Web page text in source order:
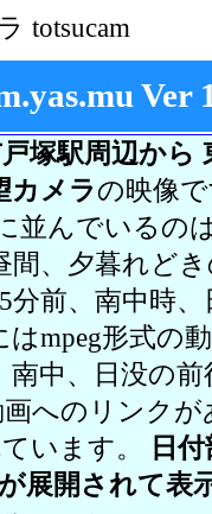
totsucam
Ver
塚駅周辺から
カメラの映像
並んでいるの
間、夕暮れど
前、南中時
mpeg形式の
中、日没の
へのリンク
います。
日
展開されて表